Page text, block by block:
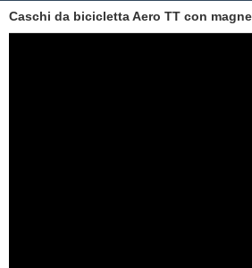
Caschi da bicicletta Aero TT con